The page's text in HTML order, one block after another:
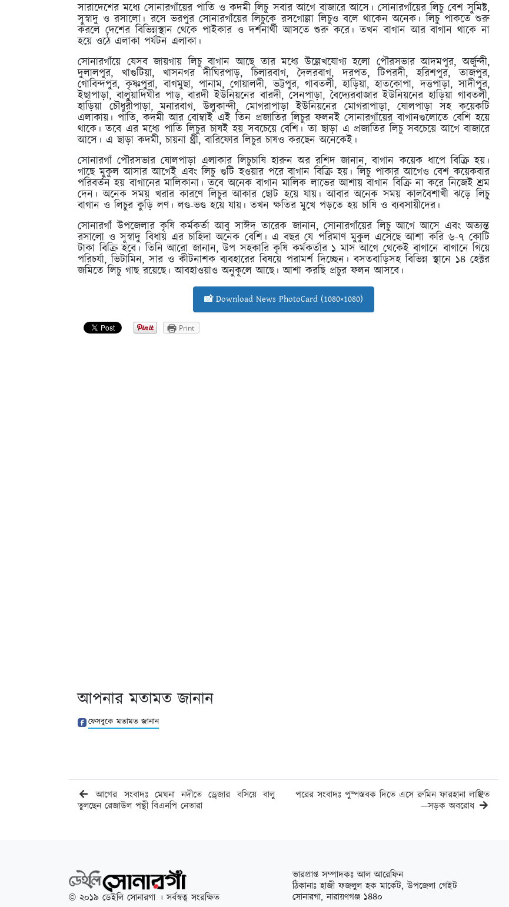
সারাদেশের মধ্যে সোনারগাঁয়ের পাতি ও কদমী লিচু সবার আগে বাজারে আসে। সোনারগাঁয়ের লিচু বেশ সুমিষ্ট,
সুস্বাদু ও রসালো। রসে ভরপুর সোনারগাঁয়ের লিচুকে রসগোল্লা লিচুও বলে থাকেন অনেক। লিচু পাকতে শুরু
করলে দেশের বিভিন্নস্থান থেকে পাইকার ও দর্শনার্থী আসতে শুরু করে। তখন বাগান আর বাগান থাকে না
হয়ে ওঠে এলাকা পর্যটন এলাকা।
সোনারগাঁয়ে যেসব জায়গায় লিচু বাগান আছে তার মধ্যে উল্লেখযোগ্য হলো পৌরসভার আদমপুর, অর্জুন্দী,
দুলালপুর, খাগুটিয়া, খাসনগর দীঘিরপাড়, চিলারবাগ, দৈলরবাগ, দরপত, টিপরদী, হরিশপুর, তাজপুর,
গোবিন্দপুর, কৃষ্ণপুরা, বাগমুছা, পানাম, গোয়ালদী, ভট্টপুর, গাবতলী, হাড়িয়া, হাতকোপা, দত্তপাড়া, সাদীপুর,
ইছাপাড়া, বালুয়াদিঘীর পাড়, বারদী ইউনিয়নের বারদী, সেনপাড়া, বৈদ্যেরবাজার ইউনিয়নের হাড়িয়া গাবতলী,
হাড়িয়া চৌধুরীপাড়া, মনারবাগ, উলুকান্দী, মোগরাপাড়া ইউনিয়নের মোগরাপাড়া, ষোলপাড়া সহ কয়েকটি
এলাকায়। পাতি, কদমী আর বোম্বাই এই তিন প্রজাতির লিচুর ফলনই সোনারগাঁয়ের বাগানগুলোতে বেশি হয়ে
থাকে। তবে এর মধ্যে পাতি লিচুর চাষই হয় সবচেয়ে বেশি। তা ছাড়া এ প্রজাতির লিচু সবচেয়ে আগে বাজারে
আসে। এ ছাড়া কদমী, চায়না থ্রী, বারিফোর লিচুর চাষও করছেন অনেকেই।
সোনারগাঁ পৌরসভার ষোলপাড়া এলাকার লিচুচাষি হারুন অর রশিদ জানান, বাগান কয়েক ধাপে বিক্রি হয়।
গাছে মুকুল আসার আগেই এবং লিচু গুটি হওয়ার পরে বাগান বিক্রি হয়। লিচু পাকার আগেও বেশ কয়েকবার
পরিবর্তন হয় বাগানের মালিকানা। তবে অনেক বাগান মালিক লাভের আশায় বাগান বিক্রি না করে নিজেই শ্রম
দেন। অনেক সময় খরার কারণে লিচুর আকার ছোট হয়ে যায়। আবার অনেক সময় কালবৈশাখী ঝড়ে লিচু
বাগান ও লিচুর কুড়ি লণ। লণ্ড-ভণ্ড হয়ে যায়। তখন ক্ষতির মুখে পড়তে হয় চাষি ও ব্যবসায়ীদের।
সোনারগাঁ উপজেলার কৃষি কর্মকর্তা আবু সাঈদ তারেক জানান, সোনারগাঁয়ের লিচু আগে আসে এবং অত্যন্ত
রসালো ও সুস্বাদু বিধায় এর চাহিদা অনেক বেশি। এ বছর যে পরিমাণ মুকুল এসেছে আশা করি ৬-৭ কোটি
টাকা বিক্রি হবে। তিনি আরো জানান, উপ সহকারি কৃষি কর্মকর্তার ১ মাস আগে থেকেই বাগানে বাগানে গিয়ে
পরিচর্যা, ভিটামিন, সার ও কীটনাশক ব্যবহারের বিষয়ে পরামর্শ দিচ্ছেন। বসতবাড়িসহ বিভিন্ন স্থানে ১৪ হেক্টর
জমিতে লিচু গাছ রয়েছে। আবহাওয়াও অনুকূলে আছে। আশা করছি প্রচুর ফলন আসবে।
📸 Download News PhotoCard (1080×1080)
Print
আপনার মতামত জানান
ফেসবুকে মতামত জানান
আগের সংবাদঃ মেঘনা নদীতে ড্রেজার বসিয়ে বালু
তুলছেন রেজাউল পন্থী বিএনপি নেতারা
পরের সংবাদঃ পুষ্পস্তবক দিতে এসে রুমিন ফারহানা লাঞ্ছিত
—সড়ক অবরোধ
© ২০১৯ ডেইলি সোনারগা । সর্বস্বত্ব সংরক্ষিত
ভারপ্রাপ্ত সম্পাদকঃ আল আরেফিন
ঠিকানাঃ হাজী ফজলুল হক মার্কেট, উপজেলা গেইট
সোনারগা, নারায়ণগঞ্জ ১৪৪০